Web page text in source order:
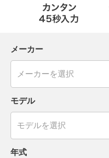
メーカー
モデル
年式